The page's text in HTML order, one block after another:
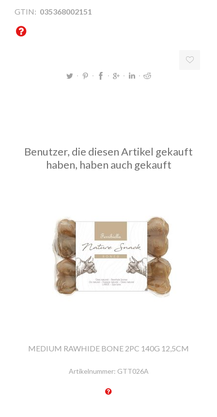
GTIN: 035368002151
Benutzer, die diesen Artikel gekauft
haben, haben auch gekauft
MEDIUM RAWHIDE BONE 2PC 140G 12,5CM
Artikelnummer: GTT026A